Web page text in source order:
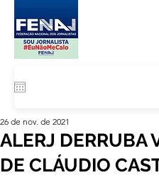
ALERJ DERRUBA
DE CLÁUDIO
26 de nov. de 2021